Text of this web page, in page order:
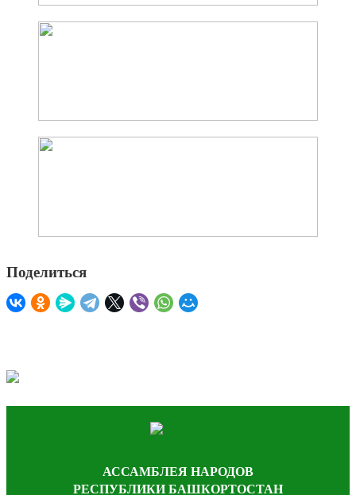
Поделиться
АССАМБЛЕЯ НАРОДОВ
РЕСПУБЛИКИ БАШКОРТОСТАН